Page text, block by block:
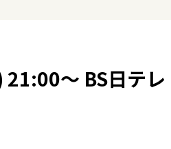
21:00～ BS日テ